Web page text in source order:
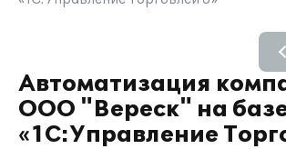
Автоматизация
ООО "Вереск" на
«1С:Управление